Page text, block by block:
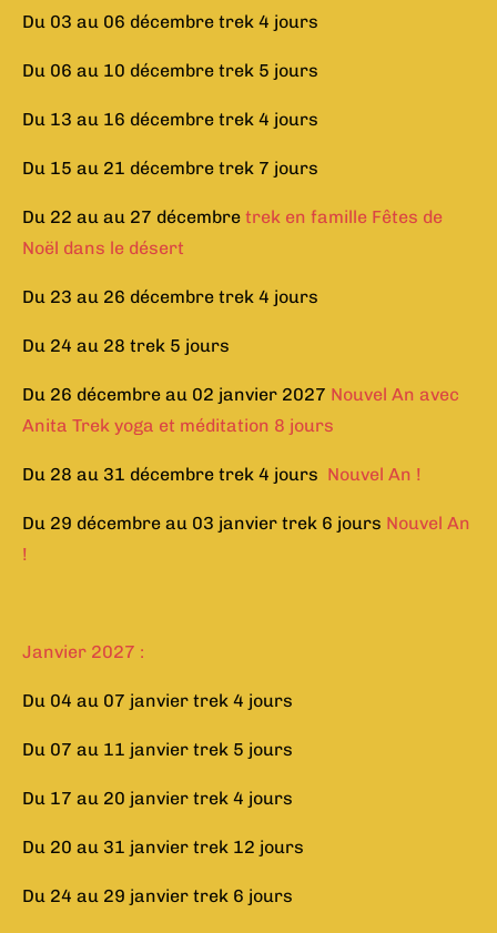
Du 03 au 06 décembre trek 4 jours
Du 06 au 10 décembre trek 5 jours
Du 13 au 16 décembre trek 4 jours
Du 15 au 21 décembre trek 7 jours
Du 22 au au 27 décembre trek en famille Fêtes de
Noël dans le désert
Du 23 au 26 décembre trek 4 jours
Du 24 au 28 trek 5 jours
Du 26 décembre au 02 janvier 2027 Nouvel An avec
Anita Trek yoga et méditation 8 jours
Du 28 au 31 décembre trek 4 jours Nouvel An !
Du 29 décembre au 03 janvier trek 6 jours Nouvel An
!
Janvier 2027 :
Du 04 au 07 janvier trek 4 jours
Du 07 au 11 janvier trek 5 jours
Du 17 au 20 janvier trek 4 jours
Du 20 au 31 janvier trek 12 jours
Du 24 au 29 janvier trek 6 jours